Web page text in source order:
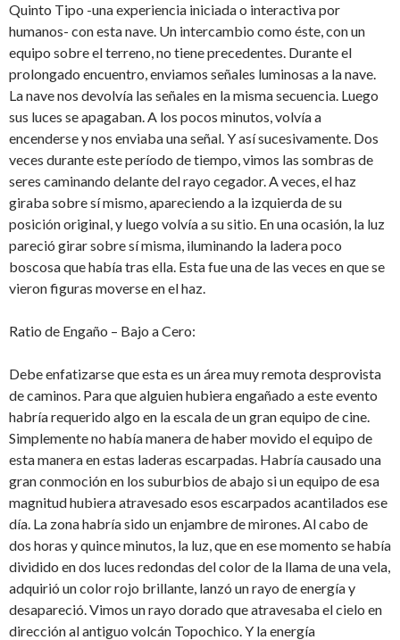
Quinto Tipo -una experiencia iniciada o interactiva por
humanos- con esta nave. Un intercambio como éste, con un
equipo sobre el terreno, no tiene precedentes. Durante el
prolongado encuentro, enviamos señales luminosas a la nave.
La nave nos devolvía las señales en la misma secuencia. Luego
sus luces se apagaban. A los pocos minutos, volvía a
encenderse y nos enviaba una señal. Y así sucesivamente. Dos
veces durante este período de tiempo, vimos las sombras de
seres caminando delante del rayo cegador. A veces, el haz
giraba sobre sí mismo, apareciendo a la izquierda de su
posición original, y luego volvía a su sitio. En una ocasión, la luz
pareció girar sobre sí misma, iluminando la ladera poco
boscosa que había tras ella. Esta fue una de las veces en que se
vieron figuras moverse en el haz.
Ratio de Engaño – Bajo a Cero:
Debe enfatizarse que esta es un área muy remota desprovista
de caminos. Para que alguien hubiera engañado a este evento
habría requerido algo en la escala de un gran equipo de cine.
Simplemente no había manera de haber movido el equipo de
esta manera en estas laderas escarpadas. Habría causado una
gran conmoción en los suburbios de abajo si un equipo de esa
magnitud hubiera atravesado esos escarpados acantilados ese
día. La zona habría sido un enjambre de mirones. Al cabo de
dos horas y quince minutos, la luz, que en ese momento se había
dividido en dos luces redondas del color de la llama de una vela,
adquirió un color rojo brillante, lanzó un rayo de energía y
desapareció. Vimos un rayo dorado que atravesaba el cielo en
dirección al antiguo volcán Topochico. Y la energía